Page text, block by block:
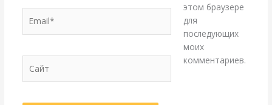
этом браузере
для
последующих
моих
комментариев.